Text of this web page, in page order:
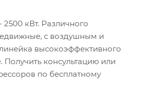
кВт. Различного
с воздушным и
высокоэффективного
консультацию или
по бесплатному